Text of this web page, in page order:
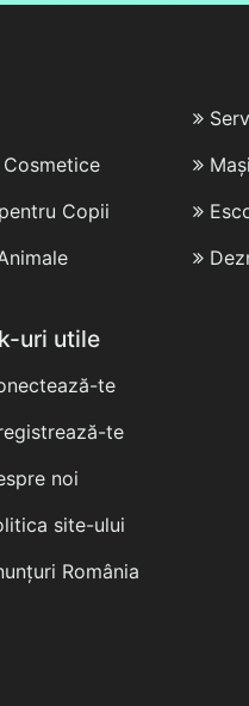
Copii
uri utile
te
te
noi
site-ului
România